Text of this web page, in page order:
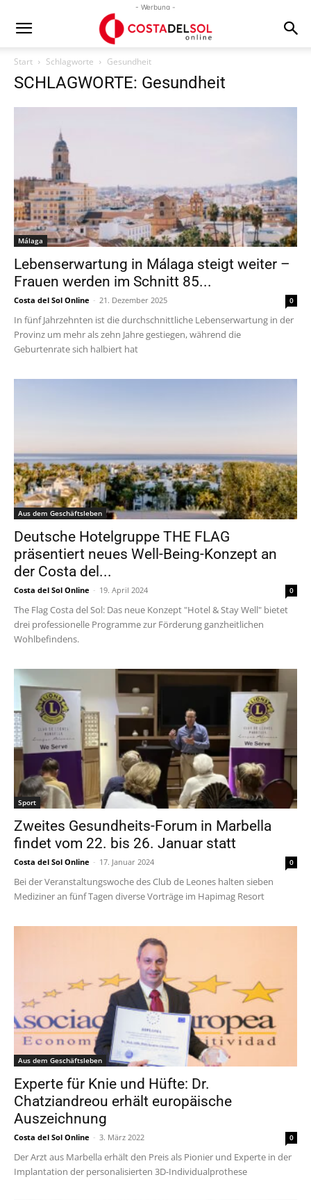
- Werbung -
Start Schlagworte Gesundheit
SCHLAGWORTE: Gesundheit
Málaga
Lebenserwartung in Málaga steigt weiter –
Frauen werden im Schnitt 85...
Costa del Sol Online - 21. Dezember 2025 0
In fünf Jahrzehnten ist die durchschnittliche Lebenserwartung in der
Provinz um mehr als zehn Jahre gestiegen, während die
Geburtenrate sich halbiert hat
Aus dem Geschäftsleben
Deutsche Hotelgruppe THE FLAG
präsentiert neues Well-Being-Konzept an
der Costa del...
Costa del Sol Online - 19. April 2024 0
The Flag Costa del Sol: Das neue Konzept "Hotel & Stay Well" bietet
drei professionelle Programme zur Förderung ganzheitlichen
Wohlbefindens.
Sport
Zweites Gesundheits-Forum in Marbella
findet vom 22. bis 26. Januar statt
Costa del Sol Online - 17. Januar 2024 0
Bei der Veranstaltungswoche des Club de Leones halten sieben
Mediziner an fünf Tagen diverse Vorträge im Hapimag Resort
Aus dem Geschäftsleben
Experte für Knie und Hüfte: Dr.
Chatziandreou erhält europäische
Auszeichnung
Costa del Sol Online - 3. März 2022 0
Der Arzt aus Marbella erhält den Preis als Pionier und Experte in der
Implantation der personalisierten 3D-Individualprothese